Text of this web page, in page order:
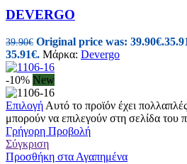
DEVERGO
39.90€ Original price was: 39.90€.
35.91€. Μάρκα: Devergo
-10% New
Επιλογή Αυτό το προϊόν έχει
μπορούν να επιλεγούν στη σελίδα του
Γρήγορη Προβολή
Σύγκριση
Προσθήκη στα Αγαπημένα